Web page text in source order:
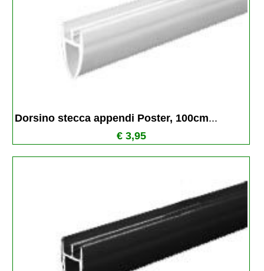
Dorsino stecca appendi Poster, 100cm...
€ 3,95